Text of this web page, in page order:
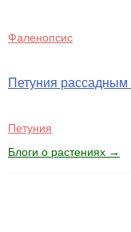
Фаленопсис
Петуния рассадным
Петуния
Блоги о растениях →